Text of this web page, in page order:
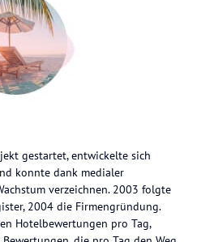
gestartet, entwickelte sich
konnte dank medialer
verzeichnen. 2003 folgte
2004 die Firmengründung.
Hotelbewertungen pro Tag,